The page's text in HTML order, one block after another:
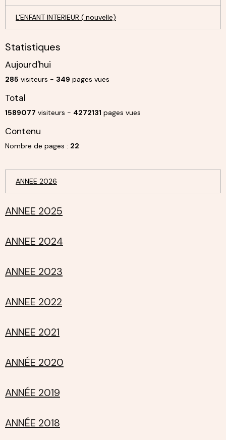
L'ENFANT INTERIEUR ( nouvelle)
Statistiques
Aujourd'hui
285 visiteurs - 349 pages vues
Total
1589077 visiteurs - 4272131 pages vues
Contenu
Nombre de pages : 22
ANNEE 2026
ANNEE 2025
ANNEE 2024
ANNEE 2023
ANNEE 2022
ANNEE 2021
ANNÉE 2020
ANNÉE 2019
ANNÉE 2018